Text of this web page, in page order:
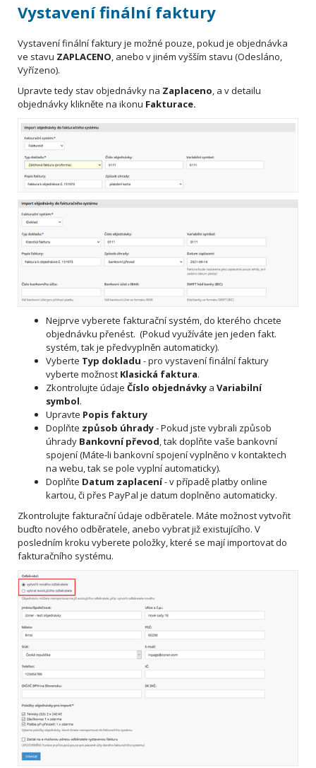
Vystavení finální faktury
Vystavení finální faktury je možné pouze, pokud je objednávka
ve stavu ZAPLACENO, anebo v jiném vyšším stavu (Odesláno,
Vyřízeno).
Upravte tedy stav objednávky na Zaplaceno, a v detailu
objednávky klikněte na ikonu Fakturace.
Nejprve vyberete fakturační systém, do kterého chcete
objednávku přenést. (Pokud využíváte jen jeden fakt.
systém, tak je předvyplněn automaticky).
Vyberte Typ dokladu - pro vystavení finální faktury
vyberte možnost Klasická faktura.
Zkontrolujte údaje Číslo objednávky a Variabilní
symbol.
Upravte Popis faktury
Doplňte způsob úhrady- Pokud jste vybrali způsob
úhrady Bankovní převod, tak doplňte vaše bankovní
spojení (Máte-li bankovní spojení vyplněno v kontaktech
na webu, tak se pole vyplní automaticky).
Doplňte Datum zaplacení- v případě platby online
kartou, či přes PayPal je datum doplněno automaticky.
Zkontrolujte fakturační údaje odběratele. Máte možnost vytvořit
buďto nového odběratele, anebo vybrat již existujícího. V
posledním kroku vyberete položky, které se mají importovat do
fakturačního systému.